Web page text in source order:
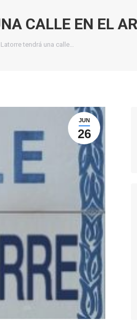
CALLE EN EL
tendrá una calle…
JUN
26